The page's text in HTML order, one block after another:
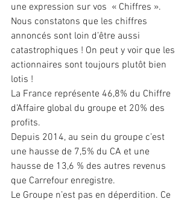
une expression sur vos  « Chiffres ».
Nous constatons que les chiffres
annoncés sont loin d’être aussi
catastrophiques ! On peut y voir que les
actionnaires sont toujours plutôt bien
lotis !
La France représente 46,8% du Chiffre
d’Affaire global du groupe et 20% des
profits.
Depuis 2014, au sein du groupe c’est
une hausse de 7,5% du CA et une
hausse de 13,6 % des autres revenus
que Carrefour enregistre.
Le Groupe n’est pas en déperdition. Ce